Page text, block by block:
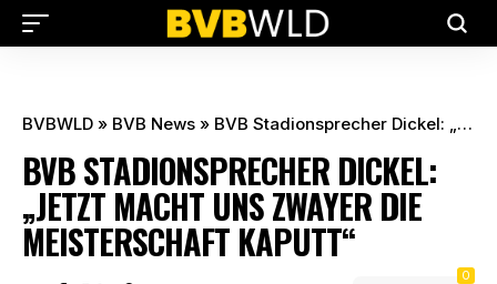
BVBWLD » BVB News » BVB Stadionsprecher Dickel: „Jetzt macht uns Zwayer die Meisterschaft kaputt“
BVB STADIONSPRECHER DICKEL:
„JETZT MACHT UNS ZWAYER DIE
MEISTERSCHAFT KAPUTT“
0